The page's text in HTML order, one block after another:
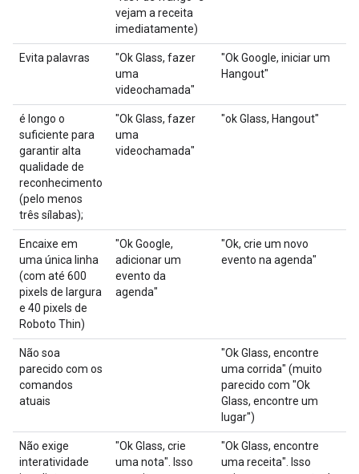
vejam a receita
imediatamente)
Evita palavras
"Ok Glass, fazer
uma
videochamada"
"Ok Google, iniciar um
Hangout"
é longo o
suficiente para
garantir alta
qualidade de
reconhecimento
(pelo menos
três sílabas);
"Ok Glass, fazer
uma
videochamada"
"ok Glass, Hangout"
Encaixe em
uma única linha
(com até 600
pixels de largura
e 40 pixels de
Roboto Thin)
"Ok Google,
adicionar um
evento da
agenda"
"Ok, crie um novo
evento na agenda"
Não soa
parecido com os
comandos
atuais
"Ok Glass, encontre
uma corrida" (muito
parecido com "Ok
Glass, encontre um
lugar")
Não exige
interatividade
"Ok Glass, crie
uma nota". Isso
"Ok Glass, encontre
uma receita". Isso